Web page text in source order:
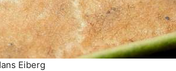
Eiberg